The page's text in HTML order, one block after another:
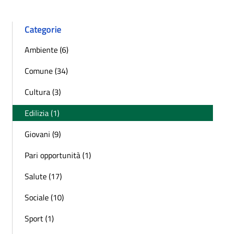
Categorie
Ambiente (6)
Comune (34)
Cultura (3)
Edilizia (1)
Giovani (9)
Pari opportunità (1)
Salute (17)
Sociale (10)
Sport (1)